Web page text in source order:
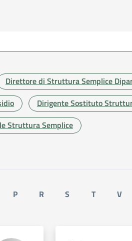
Direttore di Struttura Semplice
Dirigente Sostituto
Struttura Semplice
P R S T V